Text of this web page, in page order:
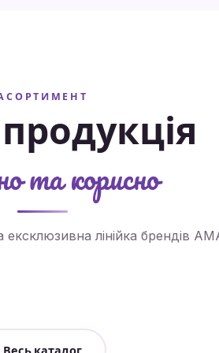
та корисно
лінійка брендів
та десертиОсвіжаючі